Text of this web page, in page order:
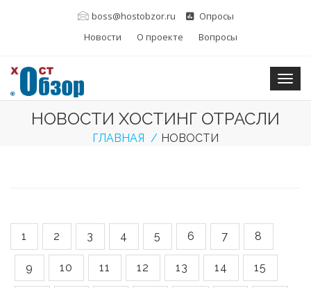
boss@hostobzor.ru
Опросы
Новости
О проекте Вопросы
НОВОСТИ ХОСТИНГ ОТРАСЛИ
ГЛАВНАЯ НОВОСТИ
1 2 3 4 5 6 7 8
9 10 11 12 13 14 15